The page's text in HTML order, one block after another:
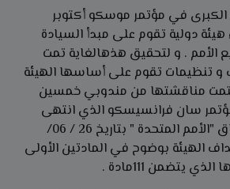
الكبرى في مؤتمر موسكو أكتوبر
هيئة دولية تقوم على مبدأ السيادة
الأمم . و لتحقيق هذهالغاية تمت
و تنظيمات تقوم على أساسها الهيئة
فتمت مناقشتها من مندوبي خمسين
سان فرانسيسكو الذي انتهى
بالمصادقة علة ميثاق "الأمم المتحدة " بتاريخ 26 / 06/
الهيئة بوضوح في المادتين الأولى
يتضمن 111مادة .